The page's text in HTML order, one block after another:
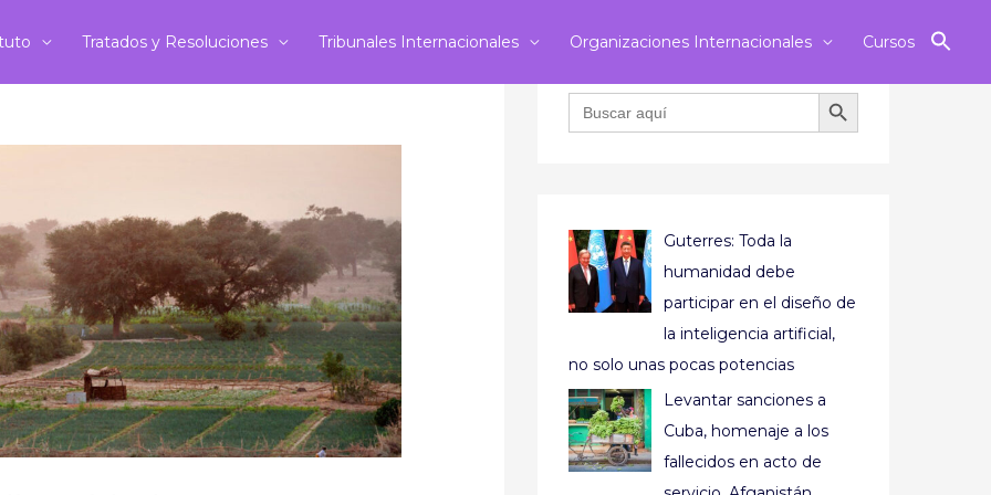
Tratados y Resoluciones Tribunales Internacionales Organizaciones Internacionales Cursos
Buscar: BOTÓN DE BÚSQUEDA
Guterres: Toda la
humanidad debe
participar en el diseño de
la inteligencia artificial,
no solo unas pocas potencias
Levantar sanciones a
Cuba, homenaje a los
fallecidos en acto de